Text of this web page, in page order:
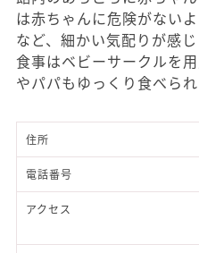
は赤ちゃんに危険がない
など、細かい気配りが感
食事はベビーサークルを
やパパもゆっくり食べられ
住所
電話番号
アクセス